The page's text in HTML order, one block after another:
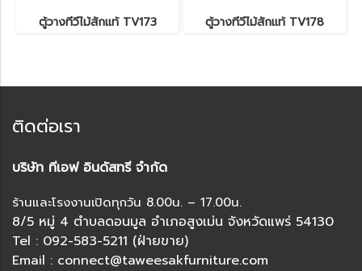
ตู้วางทีวีไม้สักแท้ TV173 ตู้วางทีวีไม้สักแท้ TV178
ติดต่อเรา
บริษัท ทีเอฟ อินดัสทรี จำกัด
ร้านและโรงงานเปิดทุกวัน 8.00น. – 17.00น.
8/5 หมู่ 4 ตำบลดอนมูล อำเภอสูงเม่น จังหวัดแพร่ 54130
Tel : 092-583-5211 (ฝ่ายขาย)
Email : connect@taweesakfurniture.com